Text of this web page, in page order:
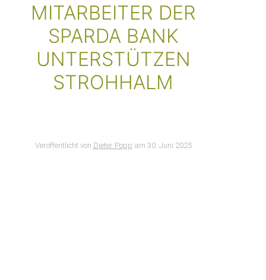
MITARBEITER DER
SPARDA BANK
UNTERSTÜTZEN
STROHHALM
Veröffentlicht von Dieter Popp am 30. Juni 2025